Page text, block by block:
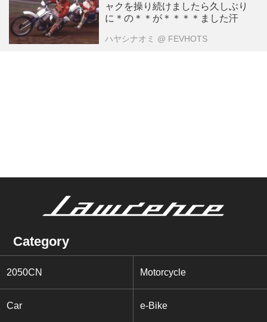
ャクを操り続けましたら久しぶり
に＊の＊＊が＊＊＊＊ました汗
ハヤシナオミ @ FEVHOTS
Category
2050CN Motorcycle
Car e-Bike